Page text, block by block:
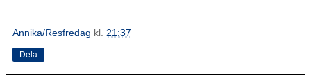
Annika/Resfredag kl. 21:37
Dela